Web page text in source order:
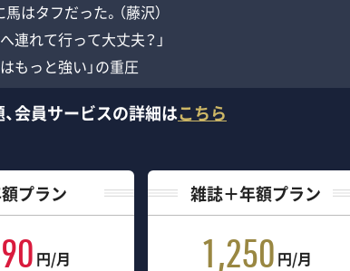
はタフだった。（藤沢）
連れて行って大丈夫？」
もっと強い」の重圧
会員サービスの詳細はこちら
プラン
円/月
雑誌＋年額プラン
1,250 円/月